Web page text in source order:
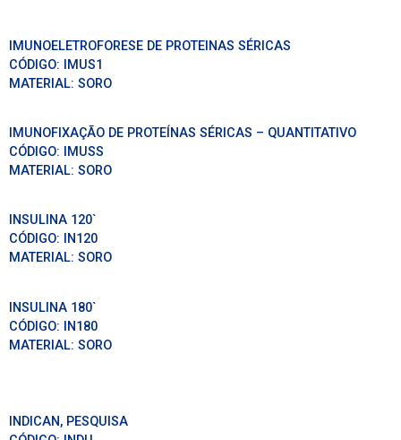
IMUNOELETROFORESE DE PROTEINAS SÉRICAS
CÓDIGO:
IMUS1
MATERIAL: SORO
IMUNOFIXAÇÃO DE PROTEÍNAS SÉRICAS – QUANTITATIVO
CÓDIGO:
IMUSS
MATERIAL: SORO
INSULINA 120`
CÓDIGO:
IN120
MATERIAL: SORO
INSULINA 180`
CÓDIGO:
IN180
MATERIAL: SORO
INDICAN, PESQUISA